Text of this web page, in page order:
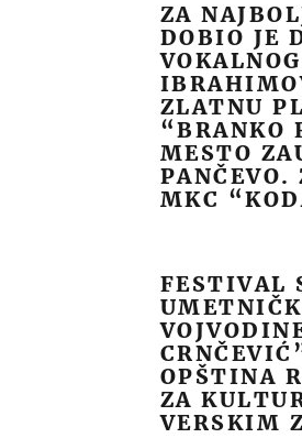
ZA
DOBIO JE
ZLATNU
“BRANKO
MESTO
MKC
FESTIVAL
OPŠTINA
ZA
VERSKIM